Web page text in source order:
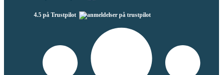
4.5 på Trustpilot